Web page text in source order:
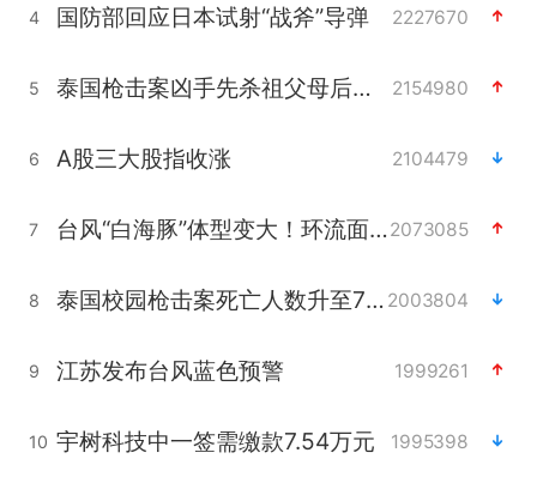
4 国防部回应日本试射“战斧”导弹 2227670
5 泰国枪击案凶手先杀祖父母后行凶 2154980
6 A股三大股指收涨 2104479
7 台风“白海豚”体型变大！环流面积接近13个浙江那么大2073085
8 泰国校园枪击案死亡人数升至7人 2003804
9 江苏发布台风蓝色预警 1999261
10 宇树科技中一签需缴款7.54万元 1995398